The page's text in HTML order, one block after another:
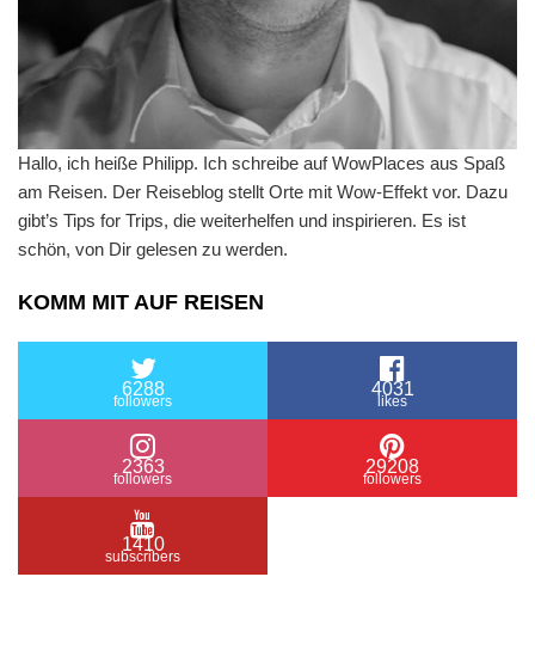
Hallo, ich heiße Philipp. Ich schreibe auf WowPlaces aus Spaß
am Reisen. Der Reiseblog stellt Orte mit Wow-Effekt vor. Dazu
gibt’s Tips for Trips, die weiterhelfen und inspirieren. Es ist
schön, von Dir gelesen zu werden.
KOMM MIT AUF REISEN
6288
followers
4031
likes
2363
followers
29208
followers
1410
subscribers